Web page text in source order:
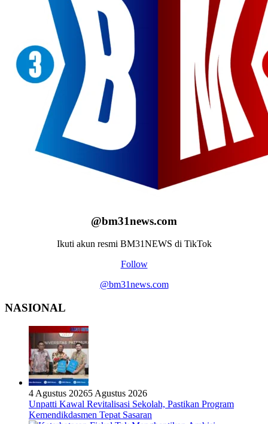
Follow
@bm31news.com
NASIONAL
4 Agustus 20265 Agustus 2026
Unpatti Kawal Revitalisasi Sekolah, Pastikan Program
Kemendikdasmen Tepat Sasaran
Keterbatasan Fiskal Tak Menghentikan Ambisi Membangun
Banda, Bupati Malteng Andalkan Kolaborasi Multipendanaan
22 Juli 2026
Dua Siswi SMK Negeri 1 Ambon Raih Juara III Nasional,
Pemprov Maluku Beri Apresiasi
20 Juli 20265 Agustus 2026
Di Tengah Efisiensi Anggaran, Maluku Justru Dapat Prioritas
Irigasi Nasional untuk Wujudkan Kemandirian Pangan